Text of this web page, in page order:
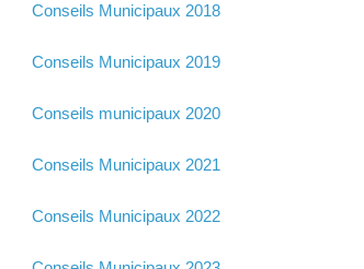
Conseils Municipaux 2018
Conseils Municipaux 2019
Conseils municipaux 2020
Conseils Municipaux 2021
Conseils Municipaux 2022